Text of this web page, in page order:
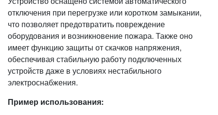
отключения при перегрузке или коротком замыкании,
что позволяет предотвратить повреждение
оборудования и возникновение пожара. Также оно
имеет функцию защиты от скачков напряжения,
обеспечивая стабильную работу подключенных
устройств даже в условиях нестабильного
электроснабжения.
Пример использования: